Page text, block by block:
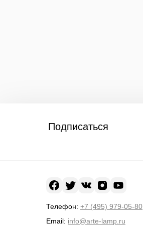
Подписаться
Телефон: +7 (495) 979-05-80
Email: info@arte-lamp.ru